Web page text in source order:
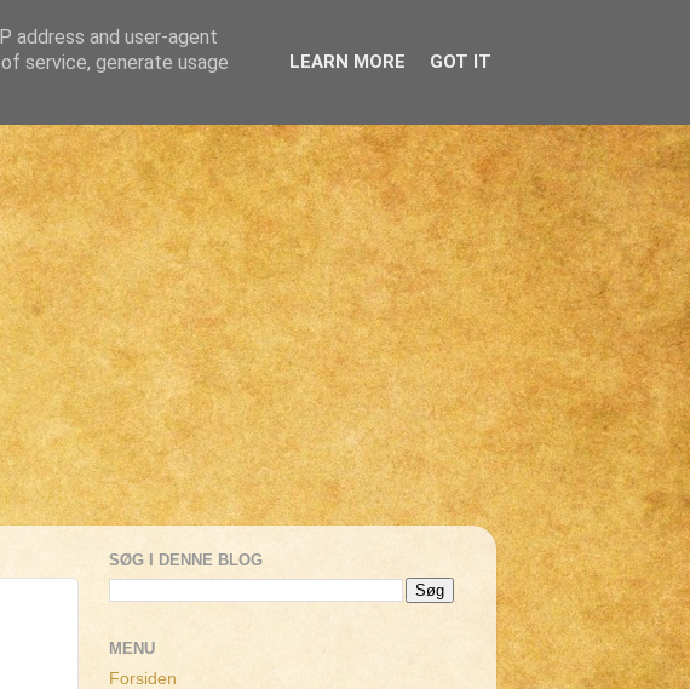
SØG I DENNE BLOG
MENU
Forsiden
address and user-agent
service, generate usage
LEARN MORE GOT IT